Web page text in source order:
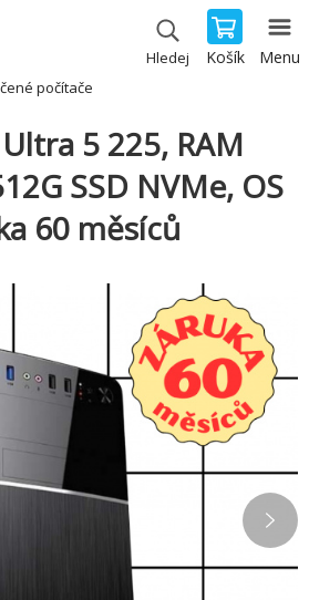
Hledej Košík Menu
počítače
5 225, RAM
SSD NVMe, OS
60 měsíců